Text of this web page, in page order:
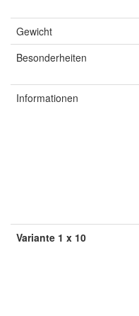
Gewicht
Besonderheiten
Informationen
Variante 1 x 10